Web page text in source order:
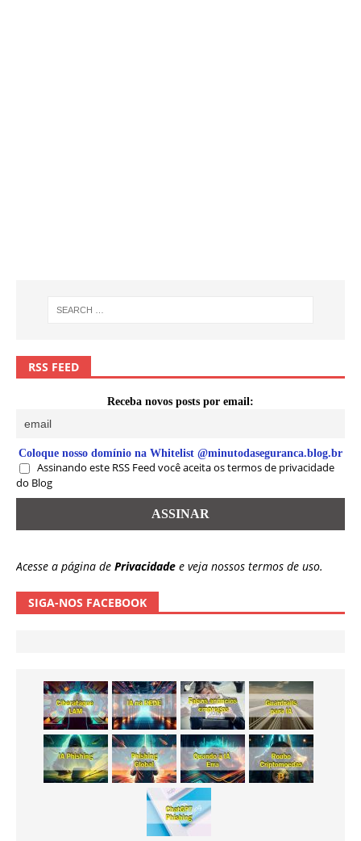
RSS FEED
Receba novos posts por email:
Coloque nosso domínio na Whitelist @minutodaseguranca.blog.br
Assinando este RSS Feed você aceita os termos de privacidade
do Blog
Acesse a página de Privacidade e veja nossos termos de uso.
SIGA-NOS FACEBOOK